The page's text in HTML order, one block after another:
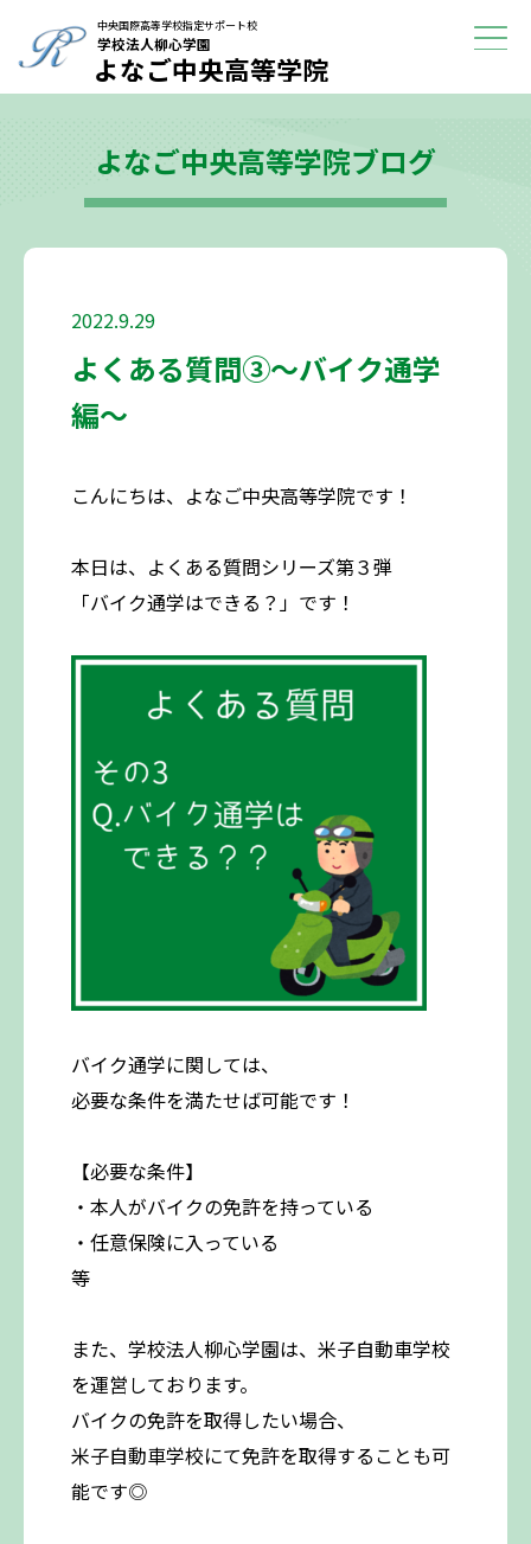
中央国際高等学校指定サポート校
学校法人柳心学園
よなご中央高等学院
学校紹介
進路に迷っている方へ
よくある質問
よなご中央高等学院ブログ
2022.9.29
よくある質問③～バイク通学
編～
こんにちは、よなご中央高等学院です！
本日は、よくある質問シリーズ第３弾
「バイク通学はできる？」です！
バイク通学に関しては、
必要な条件を満たせば可能です！
【必要な条件】
・本人がバイクの免許を持っている
・任意保険に入っている
等
また、学校法人柳心学園は、米子自動車学校
を運営しております。
バイクの免許を取得したい場合、
米子自動車学校にて免許を取得することも可
能です◎